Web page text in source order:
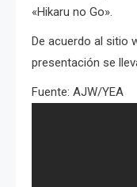
«Hikaru no Go».
De acuerdo al sitio
presentación se
Fuente: AJW/YEA